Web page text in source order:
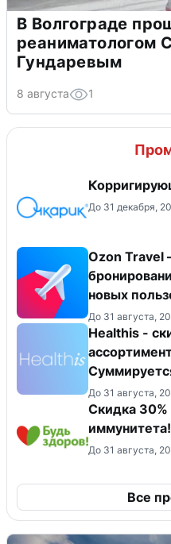
В Волгограде
реаниматологом
Гундаревым
8 августа 1
До 31 декабря,
Ozon Travel
новых
До 31 августа,
Healthis -
До 31 августа,
Скидка 30%
иммунитета!
До 31 августа,
Все